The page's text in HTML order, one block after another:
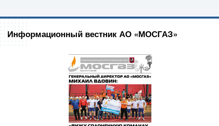
Информационный вестник АО «МОСГАЗ»